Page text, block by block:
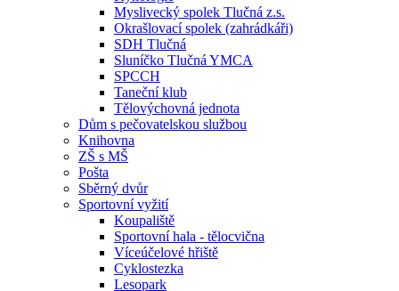
Myslivecký spolek Tlučná z.s.
Okrašlovací spolek (zahrádkáři)
SDH Tlučná
Sluníčko Tlučná YMCA
SPCCH
Taneční klub
Tělovýchovná jednota
Dům s pečovatelskou službou
Knihovna
ZŠ s MŠ
Pošta
Sběrný dvůr
Sportovní vyžití
Koupaliště
Sportovní hala - tělocvična
Víceúčelové hřiště
Cyklostezka
Lesopark